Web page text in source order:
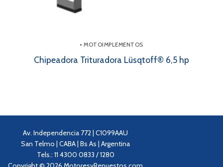
• MOTOIMPLEMENTOS
Chipeadora Trituradora Lüsqtoff® 6,5 hp
Av. Independencia 772 | C1099AAU
San Telmo | CABA | Bs As | Argentina
Tels.: 11 4300 0833 / 1280